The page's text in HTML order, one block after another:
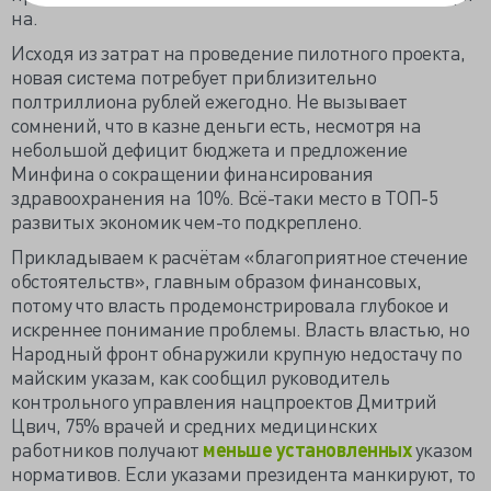
на.
Исходя из затрат на проведение пилотного проекта,
новая система потребует приблизительно
полтриллиона рублей ежегодно. Не вызывает
сомнений, что в казне деньги есть, несмотря на
небольшой дефицит бюджета и предложение
Минфина о сокращении финансирования
здравоохранения на 10%. Всё-таки место в ТОП-5
развитых экономик чем-то подкреплено.
Прикладываем к расчётам «благоприятное стечение
обстоятельств», главным образом финансовых,
потому что власть продемонстрировала глубокое и
искреннее понимание проблемы. Власть властью, но
Народный фронт обнаружили крупную недостачу по
майским указам, как сообщил руководитель
контрольного управления нацпроектов Дмитрий
Цвич, 75% врачей и средних медицинских
работников получают меньше установленныхуказом
нормативов. Если указами президента манкируют, то